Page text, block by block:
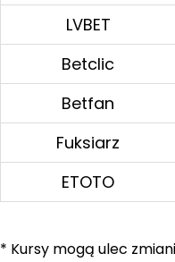
LVBET
Betclic
Betfan
Fuksiarz
ETOTO
* Kursy mogą ulec